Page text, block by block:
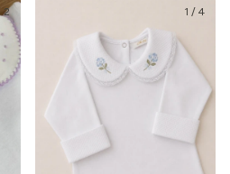
2 1 / 4